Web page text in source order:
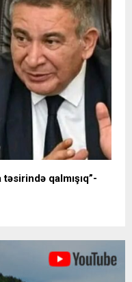
təsirində qalmışıq”-